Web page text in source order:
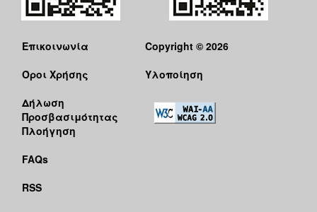
Επικοινωνία
Όροι Χρήσης
Δήλωση
Προσβασιμότητας
Πλοήγηση
FAQs
RSS
Copyright © 2026
Υλοποίηση